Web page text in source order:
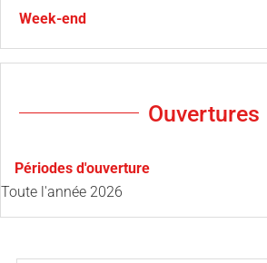
Week-end
Ouvertures
Périodes d'ouverture
Toute l'année 2026